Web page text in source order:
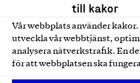
till kakor
Vår webbplats använder
utveckla vår webbtjänst,
analysera nätverkstrafik. En
för att webbplatsen ska
Finländskt arbete
Eteläranta 14,